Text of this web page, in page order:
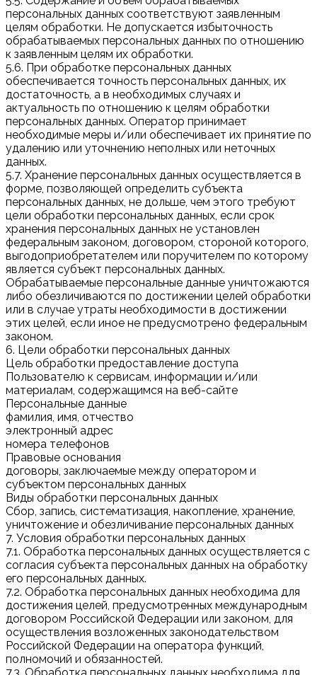
персональных данных соответствуют заявленным
целям обработки. Не допускается избыточность
обрабатываемых персональных данных по отношению
к заявленным целям их обработки.
5.6. При обработке персональных данных
обеспечивается точность персональных данных, их
достаточность, а в необходимых случаях и
актуальность по отношению к целям обработки
персональных данных. Оператор принимает
необходимые меры и/или обеспечивает их принятие по
удалению или уточнению неполных или неточных
данных.
5.7. Хранение персональных данных осуществляется в
форме, позволяющей определить субъекта
персональных данных, не дольше, чем этого требуют
цели обработки персональных данных, если срок
хранения персональных данных не установлен
федеральным законом, договором, стороной которого,
выгодоприобретателем или поручителем по которому
является субъект персональных данных.
Обрабатываемые персональные данные уничтожаются
либо обезличиваются по достижении целей обработки
или в случае утраты необходимости в достижении
этих целей, если иное не предусмотрено федеральным
законом.
6. Цели обработки персональных данных
Цель обработки предоставление доступа
Пользователю к сервисам, информации и/или
материалам, содержащимся на веб-сайте
Персональные данные
фамилия, имя, отчество
электронный адрес
номера телефонов
Правовые основания
договоры, заключаемые между оператором и
субъектом персональных данных
Виды обработки персональных данных
Сбор, запись, систематизация, накопление, хранение,
уничтожение и обезличивание персональных данных
7. Условия обработки персональных данных
7.1. Обработка персональных данных осуществляется с
согласия субъекта персональных данных на обработку
его персональных данных.
7.2. Обработка персональных данных необходима для
достижения целей, предусмотренных международным
договором Российской Федерации или законом, для
осуществления возложенных законодательством
Российской Федерации на оператора функций,
полномочий и обязанностей.